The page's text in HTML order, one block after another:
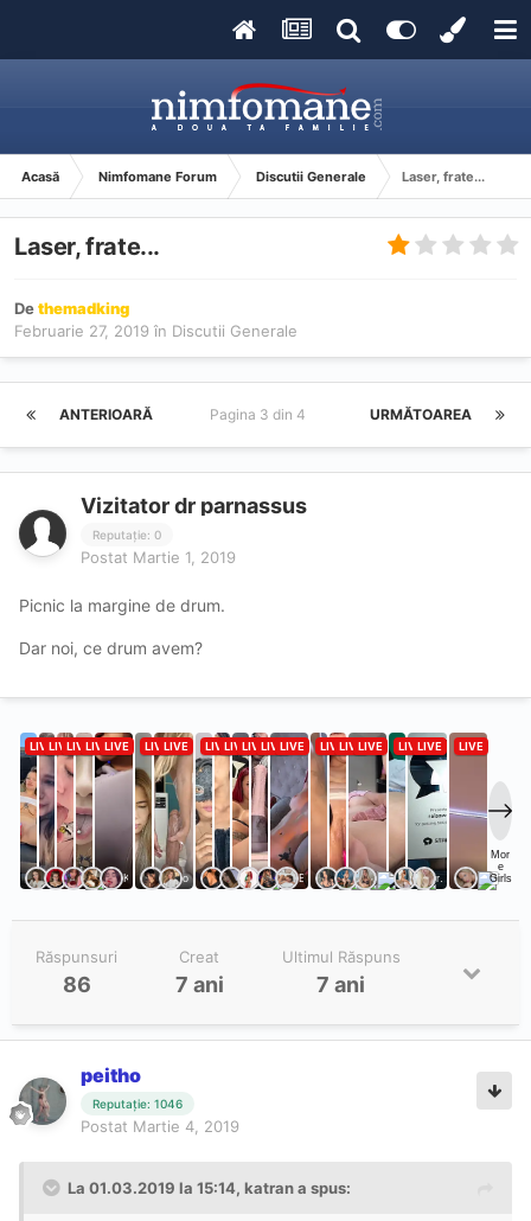
Acasă Nimfomane Forum Discutii Generale Laser, frate...
Laser, frate...
Dethemadking
Februarie 27, 2019 în Discutii Generale
ANTERIOARĂ URMĂTOAREA
Pagina 3 din 4
Vizitator dr parnassus
Reputație: 0
Postat Martie 1, 2019
Picnic la margine de drum.
Dar noi, ce drum avem?
Răspunsuri
86
Creat
7 ani
Ultimul Răspuns
7 ani
peitho
Reputație: 1046
Postat Martie 4, 2019
La 01.03.2019 la 15:14, katran a spus: